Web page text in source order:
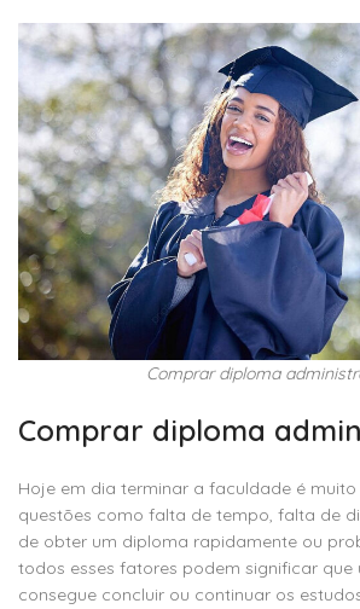
Comprar diploma
Comprar diploma
Hoje em dia terminar a faculdade é
questões como falta de tempo, falta de
de obter um diploma rapidamente ou
todos esses fatores podem significar que
consegue concluir ou continuar os